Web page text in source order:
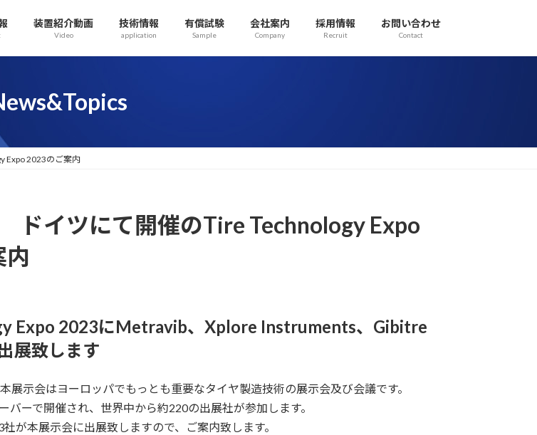
装置紹介動画
Video
技術情報
application
有償試験
Sample
会社案内
Company
採用情報
Recruit
お問い合わせ
Contact
2023のご案内
イツにて開催のTire Technology Expo
内
Expo 2023にMetravib、Xplore Instruments、Gibitre
展致します
展示会はヨーロッパでもっとも重要なタイヤ製造技術の展示会及び会議です。
バーで開催され、世界中から約220の出展社が参加します。
が本展示会に出展致しますので、ご案内致します。